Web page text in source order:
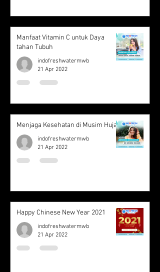
Manfaat Vitamin C untuk Daya
tahan Tubuh
indofreshwatermwb
21 Apr 2022
Menjaga Kesehatan di Musim Hujan
indofreshwatermwb
21 Apr 2022
Happy Chinese New Year 2021
indofreshwatermwb
21 Apr 2022